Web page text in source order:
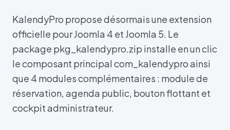
KalendyPro propose désormais une extension
officielle pour Joomla 4 et Joomla 5. Le
package pkg_kalendypro.zip installe en un clic
le composant principal com_kalendypro ainsi
que 4 modules complémentaires : module de
réservation, agenda public, bouton flottant et
cockpit administrateur.